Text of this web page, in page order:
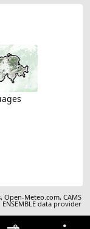
,Open-Meteo.com,CAMS
ENSEMBLE data provider